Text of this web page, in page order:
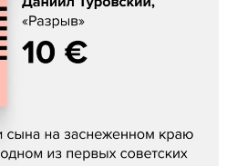
«Разрыв»